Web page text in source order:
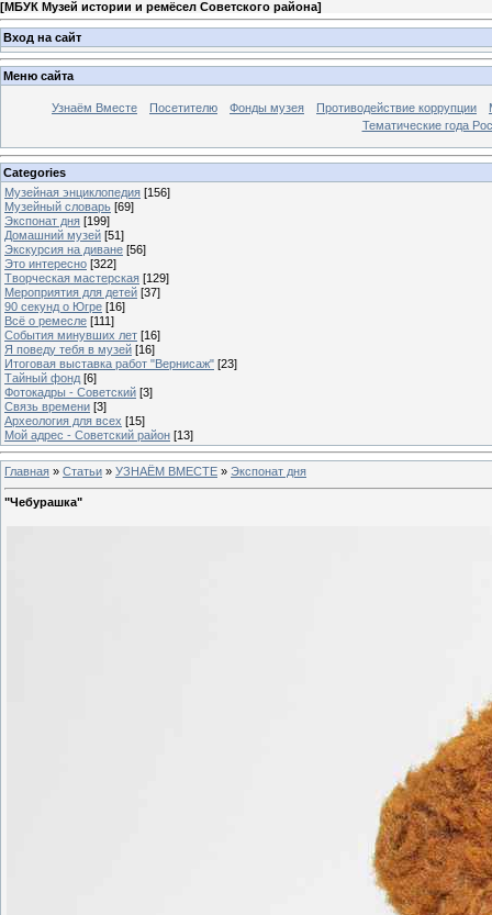
[МБУК Музей истории и ремёсел Советского района]
Вход на сайт
Меню сайта
Узнаём Вместе Посетителю Фонды музея Противодействие коррупции
Тематические года
Categories
Музейная энциклопедия [156]
Музейный словарь [69]
Экспонат дня [199]
Домашний музей [51]
Экскурсия на диване [56]
Это интересно [322]
Творческая мастерская [129]
Мероприятия для детей [37]
90 секунд о Югре [16]
Всё о ремесле [111]
События минувших лет [16]
Я поведу тебя в музей [16]
Итоговая выставка работ "Вернисаж" [23]
Тайный фонд [6]
Фотокадры - Советский [3]
Связь времени [3]
Археология для всех [15]
Мой адрес - Советский район [13]
Главная » Статьи » УЗНАЁМ ВМЕСТЕ » Экспонат дня
"Чебурашка"